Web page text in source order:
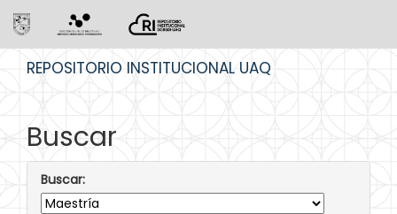
REPOSITORIO INSTITUCIONAL UAQ
Buscar
Buscar: